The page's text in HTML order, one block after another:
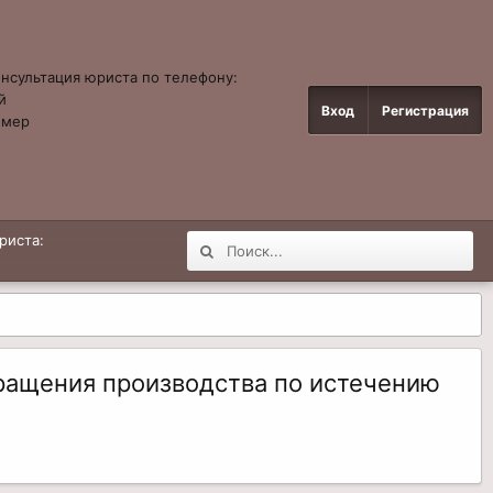
юриста по телефону:
Вход Регистрация
производства по истечению